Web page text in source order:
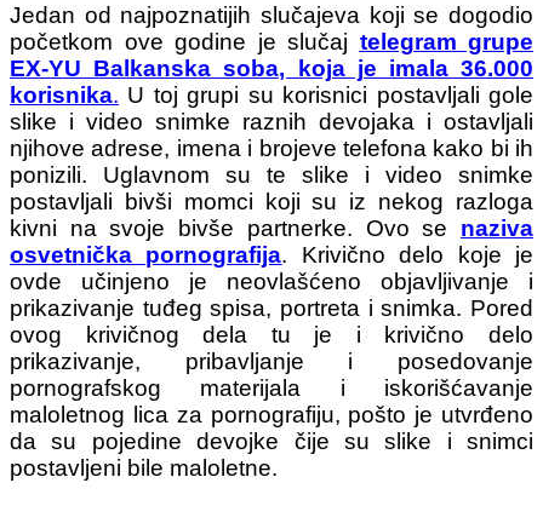
Jedan od najpoznatijih slučajeva koji se dogodio
početkom ove godine je slučaj telegram grupe
EX-YU Balkanska soba, koja je imala 36.000
korisnika. U toj grupi su korisnici postavljali gole
slike i video snimke raznih devojaka i ostavljali
njihove adrese, imena i brojeve telefona kako bi ih
ponizili. Uglavnom su te slike i video snimke
postavljali bivši momci koji su iz nekog razloga
kivni na svoje bivše partnerke. Ovo se naziva
osvetnička pornografija. Krivično delo koje je
ovde učinjeno je neovlašćeno objavljivanje i
prikazivanje tuđeg spisa, portreta i snimka. Pored
ovog krivičnog dela tu je i krivično delo
prikazivanje, pribavljanje i posedovanje
pornografskog materijala i iskorišćavanje
maloletnog lica za pornografiju, pošto je utvrđeno
da su pojedine devojke čije su slike i snimci
postavljeni bile maloletne.